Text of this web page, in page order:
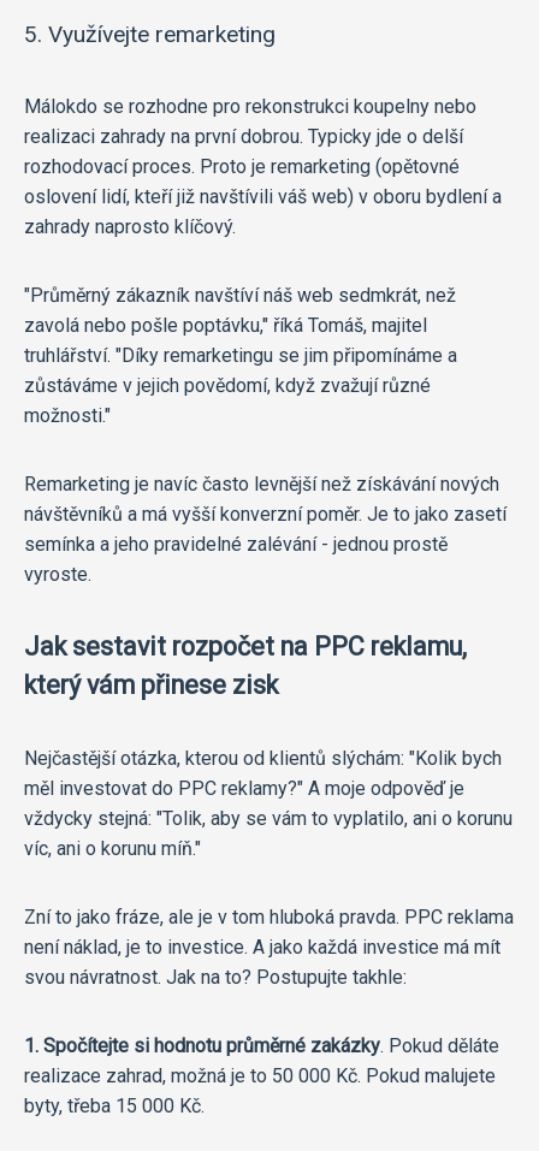
5. Využívejte remarketing
Málokdo se rozhodne pro rekonstrukci koupelny nebo
realizaci zahrady na první dobrou. Typicky jde o delší
rozhodovací proces. Proto je remarketing (opětovné
oslovení lidí, kteří již navštívili váš web) v oboru bydlení a
zahrady naprosto klíčový.
"Průměrný zákazník navštíví náš web sedmkrát, než
zavolá nebo pošle poptávku," říká Tomáš, majitel
truhlářství. "Díky remarketingu se jim připomínáme a
zůstáváme v jejich povědomí, když zvažují různé
možnosti."
Remarketing je navíc často levnější než získávání nových
návštěvníků a má vyšší konverzní poměr. Je to jako zasetí
semínka a jeho pravidelné zalévání - jednou prostě
vyroste.
Jak sestavit rozpočet na PPC reklamu,
který vám přinese zisk
Nejčastější otázka, kterou od klientů slýchám: "Kolik bych
měl investovat do PPC reklamy?" A moje odpověď je
vždycky stejná: "Tolik, aby se vám to vyplatilo, ani o korunu
víc, ani o korunu míň."
Zní to jako fráze, ale je v tom hluboká pravda. PPC reklama
není náklad, je to investice. A jako každá investice má mít
svou návratnost. Jak na to? Postupujte takhle:
1. Spočítejte si hodnotu průměrné zakázky. Pokud děláte
realizace zahrad, možná je to 50 000 Kč. Pokud malujete
byty, třeba 15 000 Kč.